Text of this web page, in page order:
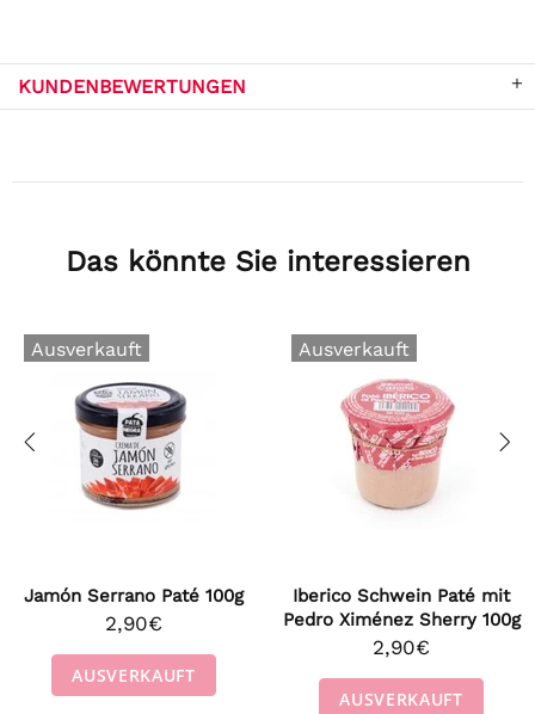
KUNDENBEWERTUNGEN
Das könnte Sie interessieren
Ausverkauft
Jamón Serrano Paté 100g
2,90€
AUSVERKAUFT
Ausverkauft
Iberico Schwein Paté mit
Pedro Ximénez Sherry 100g
2,90€
AUSVERKAUFT